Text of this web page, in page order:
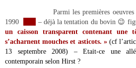
Parmi les premières oeuvres de
1990
– déjà la tentation du bovin 😉
un caisson transparent contenant une
s’acharnent mouches et asticots. » (cf
13 septembre 2008) – Etait-ce une
contemporain selon Hirst ?